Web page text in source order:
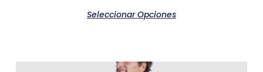
Seleccionar Opciones